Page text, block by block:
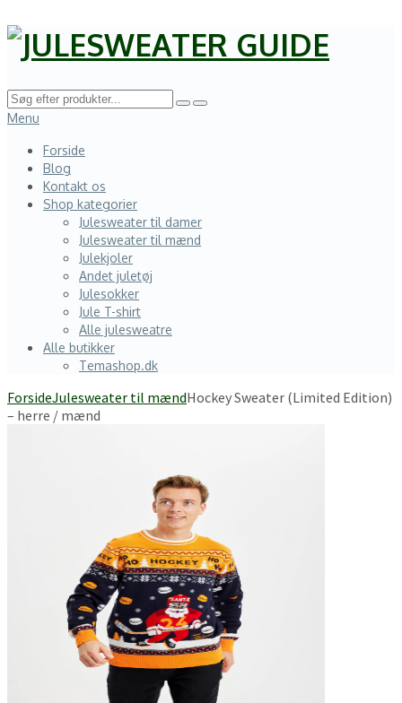
Menu
Forside
Blog
Kontakt os
Shop kategorier
Julesweater til damer
Julesweater til mænd
Julekjoler
Andet juletøj
Julesokker
Jule T-shirt
Alle julesweatre
Alle butikker
Temashop.dk
ForsideJulesweater til mændHockey Sweater (Limited Edition)
– herre / mænd